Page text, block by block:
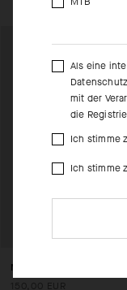
MILLE GT HALF
Als eine
mit der
die
Ich stimme
Ich stimme